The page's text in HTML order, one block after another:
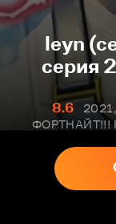
leyn
серия
8.6
ФОРТНАЙТ!!!